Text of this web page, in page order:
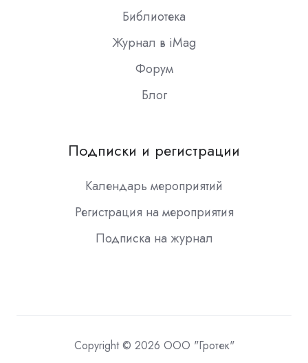
Библиотека
Журнал в iMag
Форум
Блог
Подписки и регистрации
Календарь мероприятий
Регистрация на мероприятия
Подписка на журнал
Copyright © 2026 ООО "Гротек"